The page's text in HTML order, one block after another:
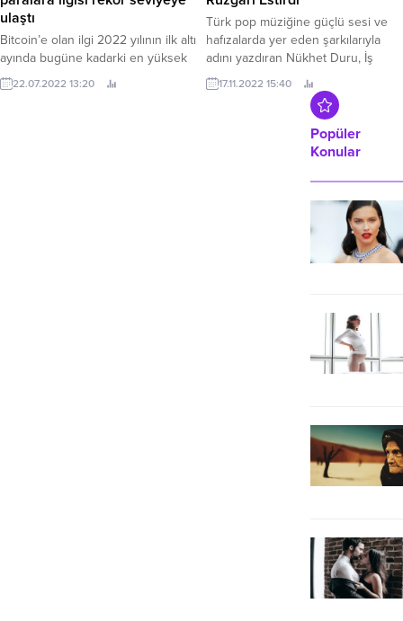
ulaştı
Bitcoin’e olan ilgi 2022 yılının ilk altı
ayında bugüne kadarki en yüksek
seviyeye ulaştı.
22.07.2022 13:20
Türk pop müziğine güçlü sesi ve
hafızalarda yer eden şarkılarıyla
adını yazdıran Nükhet Duru, İş
Sanat’a özel “Nünü Caz Söylüyor”
isimli konseriyle İş Kuleleri
Salonu’nda sevenleriyle buluştu.
17.11.2022 15:40
Popüler
Konular